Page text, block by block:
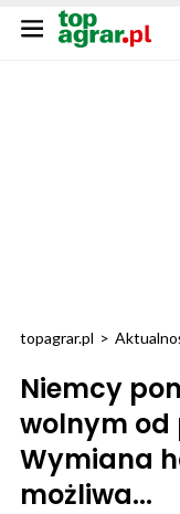
topagrar.pl >
Niemcy
wolnym od
Wymiana
możliwa...